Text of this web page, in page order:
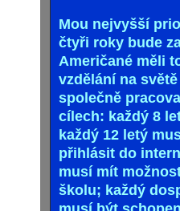
Mou nejvyšší
čtyři roky bude
Američané měli
vzdělání na
společně
cílech: každý 8
každý 12 letý
přihlásit do
musí mít
školu; každý